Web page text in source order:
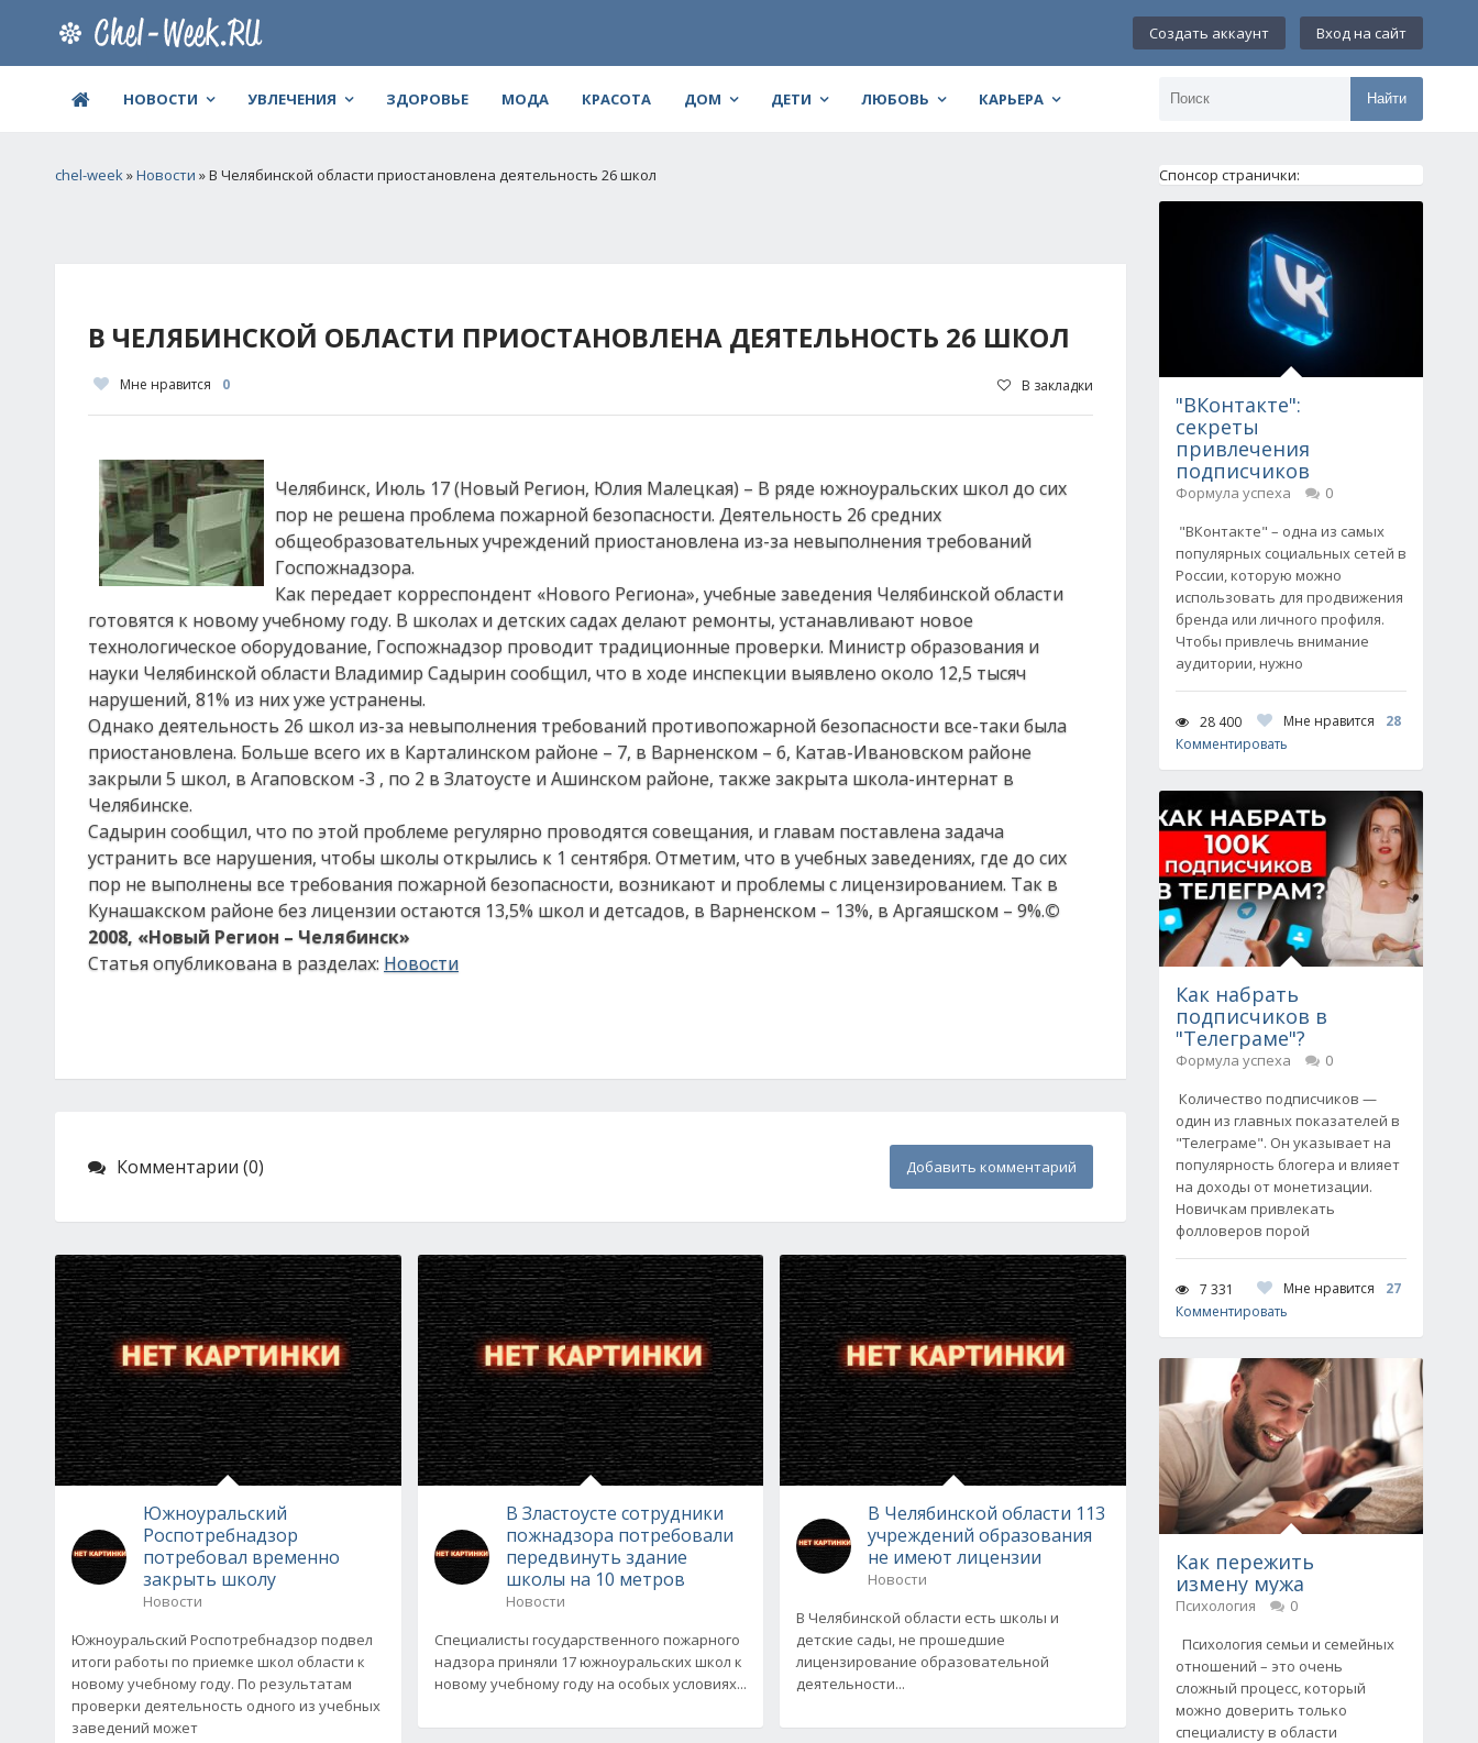
Создать аккаунт Вход на сайт
НОВОСТИ УВЛЕЧЕНИЯ ЗДОРОВЬЕ МОДА КРАСОТА ДОМ ДЕТИ ЛЮБОВЬ КАРЬЕРА Найти
chel-week»Новости » В Челябинской области приостановлена деятельность 26 школ
В ЧЕЛЯБИНСКОЙ ОБЛАСТИ ПРИОСТАНОВЛЕНА ДЕЯТЕЛЬНОСТЬ 26 ШКОЛ
Мне нравится 0 В закладки
Челябинск, Июль 17 (Новый Регион, Юлия Малецкая) – В ряде южноуральских школ до сих
пор не решена проблема пожарной безопасности. Деятельность 26 средних
общеобразовательных учреждений приостановлена из-за невыполнения требований
Госпожнадзора.
Как передает корреспондент «Нового Региона», учебные заведения Челябинской области
готовятся к новому учебному году. В школах и детских садах делают ремонты, устанавливают новое
технологическое оборудование, Госпожнадзор проводит традиционные проверки. Министр образования и
науки Челябинской области Владимир Садырин сообщил, что в ходе инспекции выявлено около 12,5 тысяч
нарушений, 81% из них уже устранены.
Однако деятельность 26 школ из-за невыполнения требований противопожарной безопасности все-таки была
приостановлена. Больше всего их в Карталинском районе – 7, в Варненском – 6, Катав-Ивановском районе
закрыли 5 школ, в Агаповском -3 , по 2 в Златоусте и Ашинском районе, также закрыта школа-интернат в
Челябинске.
Садырин сообщил, что по этой проблеме регулярно проводятся совещания, и главам поставлена задача
устранить все нарушения, чтобы школы открылись к 1 сентября. Отметим, что в учебных заведениях, где до сих
пор не выполнены все требования пожарной безопасности, возникают и проблемы с лицензированием. Так в
Кунашакском районе без лицензии остаются 13,5% школ и детсадов, в Варненском – 13%, в Аргаяшском – 9%.©
2008, «Новый Регион – Челябинск»
Статья опубликована в разделах: Новости
Комментарии (0) Добавить комментарий
Южноуральский
Роспотребнадзор
потребовал временно
закрыть школу
Новости
Южноуральский Роспотребнадзор подвел
итоги работы по приемке школ области к
новому учебному году. По результатам
проверки деятельность одного из учебных
заведений может
В Зластоусте сотрудники
пожнадзора потребовали
передвинуть здание
школы на 10 метров
Новости
Специалисты государственного пожарного
надзора приняли 17 южноуральских школ к
новому учебному году на особых условиях...
В Челябинской области 113
учреждений образования
не имеют лицензии
Новости
В Челябинской области есть школы и
детские сады, не прошедшие
лицензирование образовательной
деятельности...
Спонсор странички:
"ВКонтакте":
секреты
привлечения
подписчиков
Формула успеха
0
"ВКонтакте" – одна из самых
популярных социальных сетей в
России, которую можно
использовать для продвижения
бренда или личного профиля.
Чтобы привлечь внимание
аудитории, нужно
28 400 Мне нравится
28
Комментировать
Как набрать
подписчиков в
"Телеграме"?
Формула успеха
0
Количество подписчиков —
один из главных показателей в
"Телеграме". Он указывает на
популярность блогера и влияет
на доходы от монетизации.
Новичкам привлекать
фолловеров порой
7 331 Мне нравится
27
Комментировать
Как пережить
измену мужа
Психология
0
Психология семьи и семейных
отношений – это очень
сложный процесс, который
можно доверить только
специалисту в области